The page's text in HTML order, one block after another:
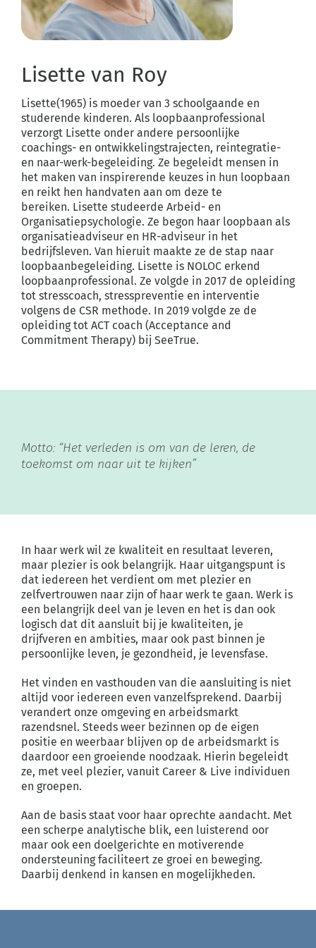
Lisette van Roy
Lisette(1965) is moeder van 3 schoolgaande en
studerende kinderen. Als loopbaanprofessional
verzorgt Lisette onder andere persoonlijke
coachings- en ontwikkelingstrajecten, reintegratie-
en naar-werk-begeleiding. Ze begeleidt mensen in
het maken van inspirerende keuzes in hun loopbaan
en reikt hen handvaten aan om deze te
bereiken. Lisette studeerde Arbeid- en
Organisatiepsychologie. Ze begon haar loopbaan als
organisatieadviseur en HR-adviseur in het
bedrijfsleven. Van hieruit maakte ze de stap naar
loopbaanbegeleiding. Lisette is NOLOC erkend
loopbaanprofessional. Ze volgde in 2017 de opleiding
tot stresscoach, stresspreventie en interventie
volgens de CSR methode. In 2019 volgde ze de
opleiding tot ACT coach (Acceptance and
Commitment Therapy) bij SeeTrue.
Motto: “Het verleden is om van de leren, de
toekomst om naar uit te kijken”
In haar werk wil ze kwaliteit en resultaat leveren,
maar plezier is ook belangrijk. Haar uitgangspunt is
dat iedereen het verdient om met plezier en
zelfvertrouwen naar zijn of haar werk te gaan. Werk is
een belangrijk deel van je leven en het is dan ook
logisch dat dit aansluit bij je kwaliteiten, je
drijfveren en ambities, maar ook past binnen je
persoonlijke leven, je gezondheid, je levensfase.
Het vinden en vasthouden van die aansluiting is niet
altijd voor iedereen even vanzelfsprekend. Daarbij
verandert onze omgeving en arbeidsmarkt
razendsnel. Steeds weer bezinnen op de eigen
positie en weerbaar blijven op de arbeidsmarkt is
daardoor een groeiende noodzaak. Hierin begeleidt
ze, met veel plezier, vanuit Career & Live individuen
en groepen.
Aan de basis staat voor haar oprechte aandacht. Met
een scherpe analytische blik, een luisterend oor
maar ook een doelgerichte en motiverende
ondersteuning faciliteert ze groei en beweging.
Daarbij denkend in kansen en mogelijkheden.